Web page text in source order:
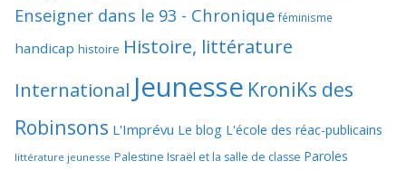
Enseigner dans le 93 - Chronique féminisme
handicap histoire Histoire, littérature
International Jeunesse KroniKs des
Robinsons L'Imprévu Le blog L'école des réac-publicains
littérature jeunesse Palestine Israël et la salle de classe Paroles